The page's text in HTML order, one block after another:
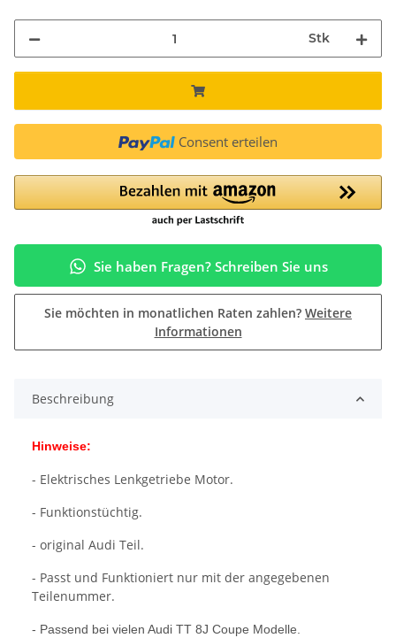
Stk
Consent erteilen
Sie haben Fragen? Schreiben Sie uns
Sie möchten in monatlichen Raten zahlen? Weitere
Informationen
Beschreibung
Hinweise:
- Elektrisches Lenkgetriebe Motor.
- Funktionstüchtig.
- original Audi Teil.
- Passt und Funktioniert nur mit der angegebenen
Teilenummer.
- Passend bei vielen Audi TT 8J Coupe Modelle.